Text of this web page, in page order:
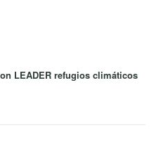
LEADER refugios climáticos